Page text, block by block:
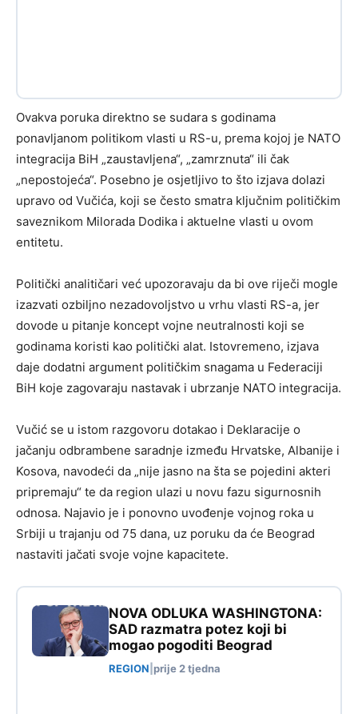
Ovakva poruka direktno se sudara s godinama
ponavljanom politikom vlasti u RS-u, prema kojoj je NATO
integracija BiH „zaustavljena“, „zamrznuta“ ili čak
„nepostojeća“. Posebno je osjetljivo to što izjava dolazi
upravo od Vučića, koji se često smatra ključnim političkim
saveznikom Milorada Dodika i aktuelne vlasti u ovom
entitetu.
Politički analitičari već upozoravaju da bi ove riječi mogle
izazvati ozbiljno nezadovoljstvo u vrhu vlasti RS-a, jer
dovode u pitanje koncept vojne neutralnosti koji se
godinama koristi kao politički alat. Istovremeno, izjava
daje dodatni argument političkim snagama u Federaciji
BiH koje zagovaraju nastavak i ubrzanje NATO integracija.
Vučić se u istom razgovoru dotakao i Deklaracije o
jačanju odbrambene saradnje između Hrvatske, Albanije i
Kosova, navodeći da „nije jasno na šta se pojedini akteri
pripremaju“ te da region ulazi u novu fazu sigurnosnih
odnosa. Najavio je i ponovno uvođenje vojnog roka u
Srbiji u trajanju od 75 dana, uz poruku da će Beograd
nastaviti jačati svoje vojne kapacitete.
NOVA ODLUKA WASHINGTONA:
SAD razmatra potez koji bi
mogao pogoditi Beograd
REGION prije 2 tjedna